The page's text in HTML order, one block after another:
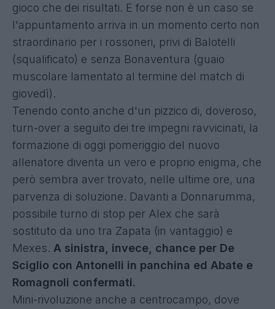
gioco che dei risultati. E forse non è un caso se
l'appuntamento arriva in un momento certo non
straordinario per i rossoneri, privi di Balotelli
(squalificato) e senza Bonaventura (guaio
muscolare lamentato al termine del match di
giovedì).
Tenendo conto anche d'un pizzico di, doveroso,
turn-over a seguito dei tre impegni ravvicinati, la
formazione di oggi pomeriggio del nuovo
allenatore diventa un vero e proprio enigma, che
però sembra aver trovato, nelle ultime ore, una
parvenza di soluzione. Davanti a Donnarumma,
possibile turno di stop per Alex che sarà
sostituto da uno tra Zapata (in vantaggio) e
Mexes. A sinistra, invece, chance per De
Sciglio con Antonelli in panchina ed Abate e
Romagnoli confermati.
Mini-rivoluzione anche a centrocampo, dove